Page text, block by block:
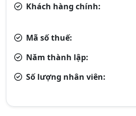
Khách hàng chính:
Mã số thuế:
Năm thành lập:
Số lượng nhân viên: